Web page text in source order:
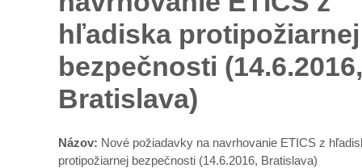
hľadiska protipožiarnej
bezpečnosti (14.6.2016,
Bratislava)
Názov: Nové požiadavky na navrhovanie ETICS z
protipožiarnej bezpečnosti (14.6.2016, Bratislava)